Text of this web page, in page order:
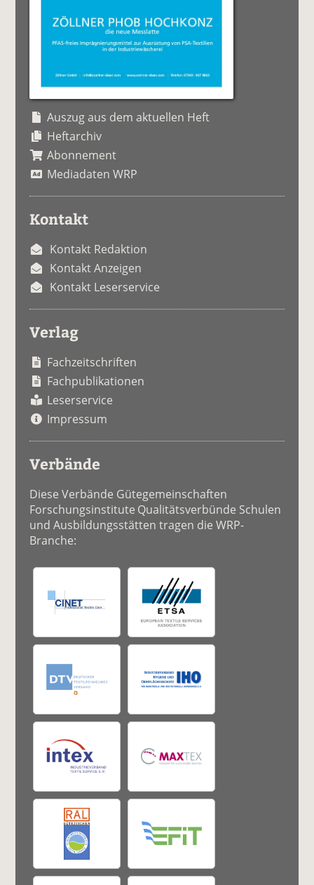
Auszug aus dem aktuellen Heft
Heftarchiv
Abonnement
Mediadaten WRP
Kontakt
Kontakt Redaktion
Kontakt Anzeigen
Kontakt Leserservice
Verlag
Fachzeitschriften
Fachpublikationen
Leserservice
Impressum
Verbände
Diese Verbände Gütegemeinschaften
Forschungsinstitute Qualitätsverbünde Schulen
und Ausbildungsstätten tragen die WRP-
Branche: